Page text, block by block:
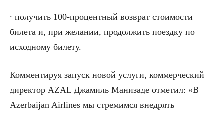
∙ получить 100-процентный возврат стоимости
билета и, при желании, продолжить поездку по
исходному билету.
Комментируя запуск новой услуги, коммерческий
директор AZAL Джамиль Манизаде отметил: «В
Azerbaijan Airlines мы стремимся внедрять